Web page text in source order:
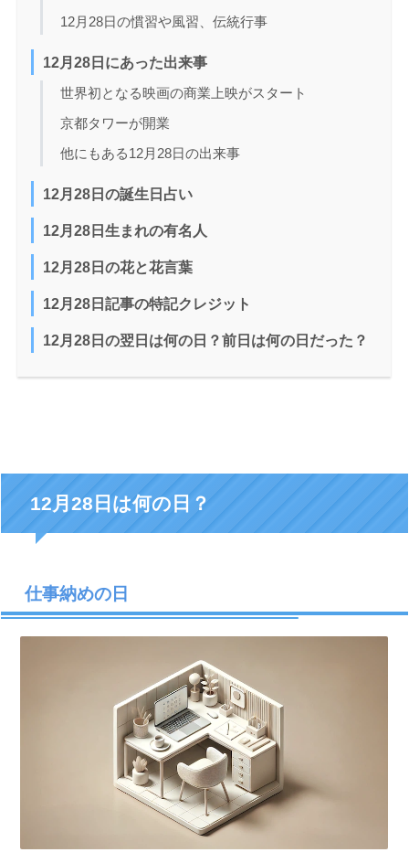
12月28日の慣習や風習、伝統行事
12月28日にあった出来事
世界初となる映画の商業上映がスタート
京都タワーが開業
他にもある12月28日の出来事
12月28日の誕生日占い
12月28日生まれの有名人
12月28日の花と花言葉
12月28日記事の特記クレジット
12月28日の翌日は何の日？前日は何の日だった？
12月28日は何の日？
仕事納めの日